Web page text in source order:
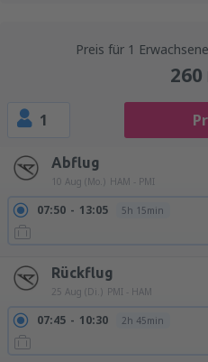
Preis für 1
260
1
Abflug
10 Aug (Mo.) HAM - PMI
07:50 13:05 5h 15min
Rückflug
25 Aug (Di.) PMI - HAM
07:45 10:30 2h 45min